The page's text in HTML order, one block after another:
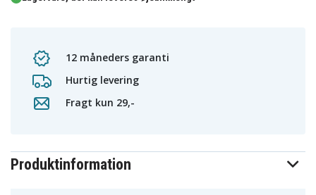
12 måneders garanti
Hurtig levering
Fragt kun 29,-
Produktinformation